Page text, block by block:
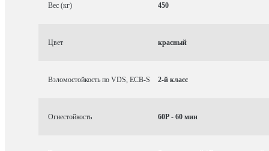
Вес (кг) 450
Цвет красный
Взломостойкость по VDS, ECB-S 2-й класс
Огнестойкость 60P - 60 мин